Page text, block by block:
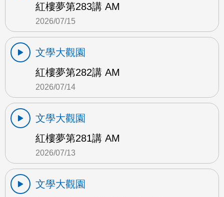
紅樓夢第283講 AM
2026/07/15
文學大觀園
紅樓夢第282講 AM
2026/07/14
文學大觀園
紅樓夢第281講 AM
2026/07/13
文學大觀園